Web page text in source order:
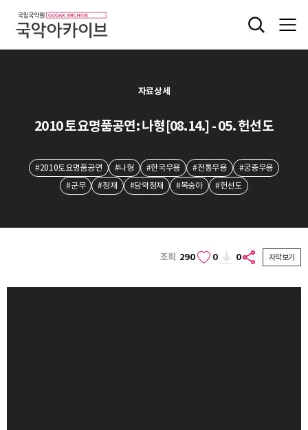
자료상세
2010 토요명품공연: 나형[08.14.] - 05. 헌선도
#2010토요명품공연 #나형 #한국무용 #전통무용
#궁중무용
#군무
#정재 #당악정재 #복숭아 #헌선도
조회 290 0 0 자막보기